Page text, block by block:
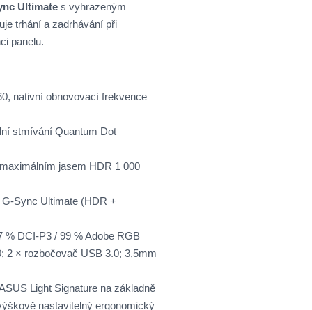
Ultimates vyhrazeným
trhání a zadrhávání při
panelu.
nativní obnovovací frekvence
stmívání Quantum Dot
jasem HDR 1 000
Sync Ultimate (HDR +
% DCI-P3 / 99 % Adobe RGB
2 × rozbočovač USB 3.0; 3,5mm
Light Signature na základně
nastavitelný ergonomický